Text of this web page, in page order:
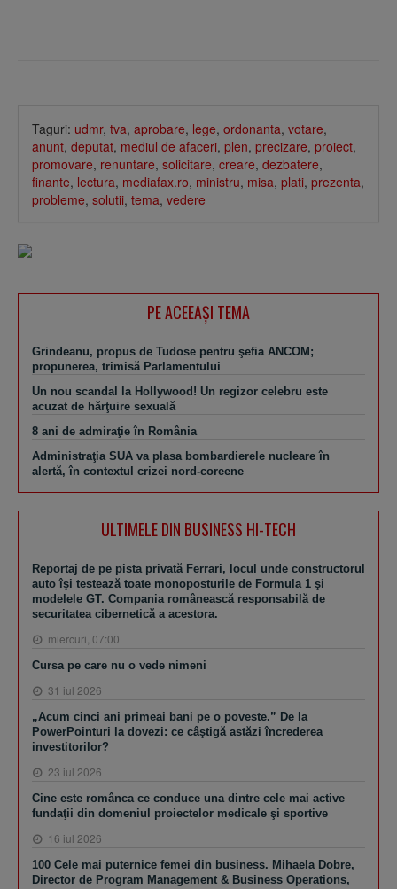
Taguri: udmr, tva, aprobare, lege, ordonanta, votare,
anunt, deputat, mediul de afaceri, plen, precizare, proiect,
promovare, renuntare, solicitare, creare, dezbatere,
finante, lectura, mediafax.ro, ministru, misa, plati, prezenta,
probleme, solutii, tema, vedere
PE ACEEAŞI TEMA
Grindeanu, propus de Tudose pentru şefia ANCOM;
propunerea, trimisă Parlamentului
Un nou scandal la Hollywood! Un regizor celebru este
acuzat de hărţuire sexuală
8 ani de admiraţie în România
Administraţia SUA va plasa bombardierele nucleare în
alertă, în contextul crizei nord-coreene
ULTIMELE DIN BUSINESS HI-TECH
Reportaj de pe pista privată Ferrari, locul unde constructorul
auto îşi testează toate monoposturile de Formula 1 şi
modelele GT. Compania românească responsabilă de
securitatea cibernetică a acestora.
miercuri, 07:00
Cursa pe care nu o vede nimeni
31 iul 2026
„Acum cinci ani primeai bani pe o poveste.” De la
PowerPointuri la dovezi: ce câştigă astăzi încrederea
investitorilor?
23 iul 2026
Cine este românca ce conduce una dintre cele mai active
fundaţii din domeniul proiectelor medicale şi sportive
16 iul 2026
100 Cele mai puternice femei din business. Mihaela Dobre,
Director de Program Management & Business Operations,